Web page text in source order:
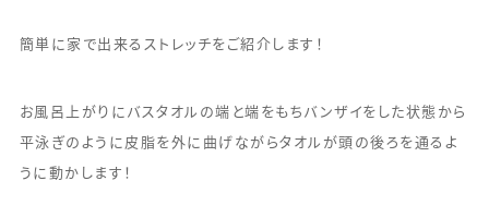
簡単に家で出来るストレッチをご紹介します！
お風呂上がりにバスタオルの端と端をもちバンザイをした状態から
平泳ぎのように皮脂を外に曲げながらタオルが頭の後ろを通るよ
うに動かします！